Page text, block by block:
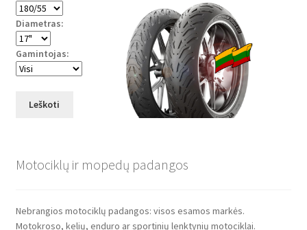
Diametras:
Gamintojas:
Leškoti
Motociklų ir mopedų padangos
Nebrangios motociklų padangos: visos esamos markės.
Motokroso, kelių, enduro ar sportinių lenktynių motociklai.